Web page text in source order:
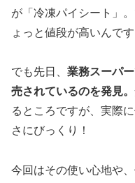
が「冷凍パイシート」
ょっと値段が高いんで
でも先日、 業務スーパ
売されているのを発見。
るところですが、実際
さにびっくり！
今回はその使い心地や